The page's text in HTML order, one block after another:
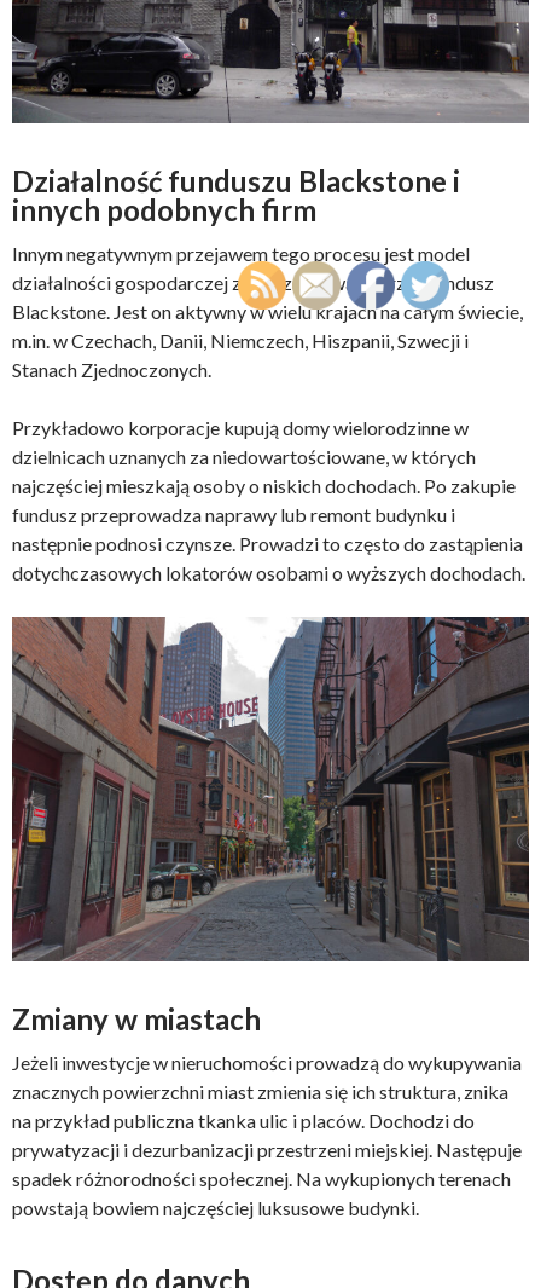
Działalność funduszu Blackstone i
innych podobnych firm
Innym negatywnym przejawem tego procesu jest model
działalności gospodarczej zapoczątkowany przez fundusz
Blackstone. Jest on aktywny w wielu krajach na całym świecie,
m.in. w Czechach, Danii, Niemczech, Hiszpanii, Szwecji i
Stanach Zjednoczonych.
Przykładowo korporacje kupują domy wielorodzinne w
dzielnicach uznanych za niedowartościowane, w których
najczęściej mieszkają osoby o niskich dochodach. Po zakupie
fundusz przeprowadza naprawy lub remont budynku i
następnie podnosi czynsze. Prowadzi to często do zastąpienia
dotychczasowych lokatorów osobami o wyższych dochodach.
Zmiany w miastach
Jeżeli inwestycje w nieruchomości prowadzą do wykupywania
znacznych powierzchni miast zmienia się ich struktura, znika
na przykład publiczna tkanka ulic i placów. Dochodzi do
prywatyzacji i dezurbanizacji przestrzeni miejskiej. Następuje
spadek różnorodności społecznej. Na wykupionych terenach
powstają bowiem najczęściej luksusowe budynki.
Dostęp do danych